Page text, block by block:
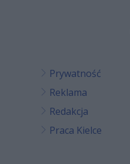
Prywatność
Reklama
Redakcja
Praca Kielce